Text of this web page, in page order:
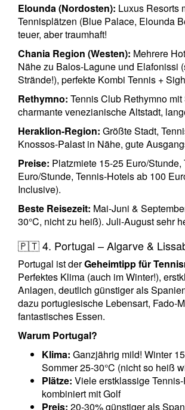
Elounda (Nordosten): Luxus Resorts
Tennisplätzen (Blue Palace, Elounda
teuer, aber traumhaft!
Chania Region (Westen): Mehrere
Nähe zu Balos-Lagune und Elafonissi
Strände!), perfekte Kombi Tennis +
Rethymno: Tennis Club Rethymno
charmante venezianische Altstadt,
Heraklion-Region: Größte Stadt,
Knossos-Palast in Nähe, gute
Preise: Platzmiete 15-25 Euro/Stunde,
Euro/Stunde, Tennis-Hotels ab 100
Inclusive).
Beste Reisezeit: Mai-Juni &
30°C, nicht zu heiß). Juli-August sehr
🇵🇹 4. Portugal – Algarve &
Portugal ist derGeheimtipp für
Perfektes Klima (auch im Winter!),
Anlagen, deutlich günstiger als
dazu portugiesische Lebensart, Fado-
fantastisches Essen.
Warum Portugal?
Klima: Ganzjährig mild! Winter
Sommer 25-30°C (nicht so heiß
Plätze: Viele erstklassige
kombiniert mit Golf
Preis: 20-30% günstiger als